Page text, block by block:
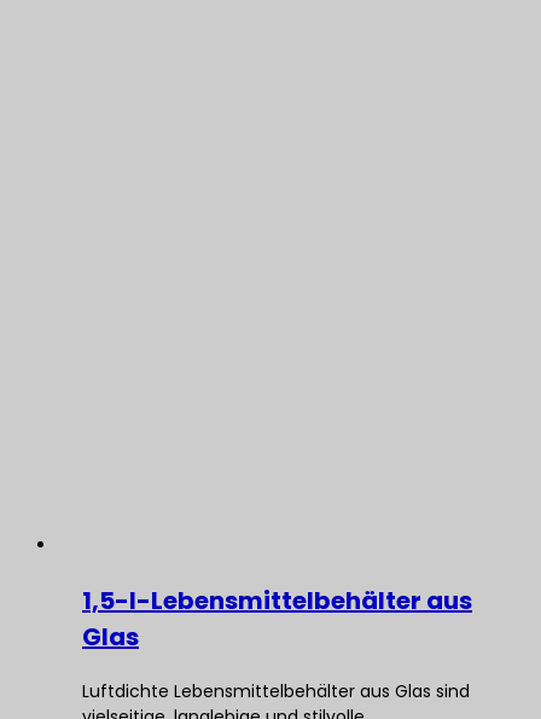
1,5-l-Lebensmittelbehälter aus
Glas
Luftdichte Lebensmittelbehälter aus Glas sind